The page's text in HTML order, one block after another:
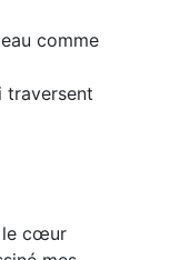
comme
traversent
le cœur